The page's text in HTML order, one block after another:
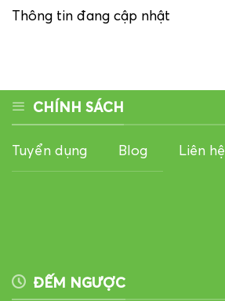
Thông tin đang cập nhật
CHÍNH SÁCH
Tuyển dụng Blog Liên hệ
ĐẾM NGƯỢC